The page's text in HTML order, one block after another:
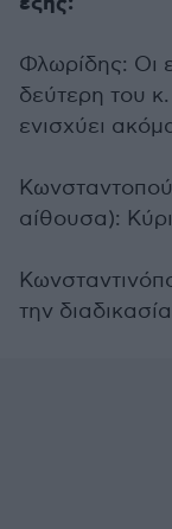
Φλωρίδης: Οι
δεύτερη του
ενισχύει
αίθουσα):
την